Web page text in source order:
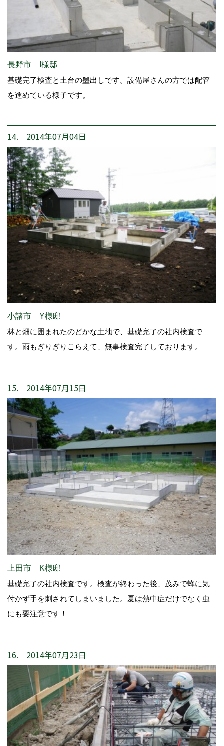
長野市 I様邸
基礎完了検査と土台の墨出しです。設備屋さんの方では配管
を進めている様子です。
14. 2014年07月04日
小諸市 Y様邸
林と畑に囲まれたのどかな土地で、基礎完了の社内検査で
す。雨もぎりぎりこらえて、無事検査完了しております。
15. 2014年07月15日
上田市 K様邸
基礎完了の社内検査です。検査が終わった後、茂みで蜂に気
付かず手を刺されてしまいました。夏は熱中症だけでなく虫
にも要注意です！
16. 2014年07月23日